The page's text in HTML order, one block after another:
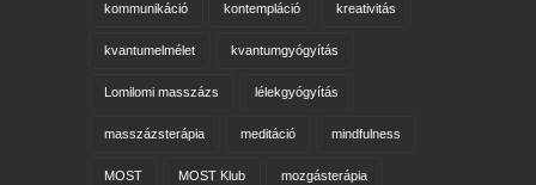
kommunikáció kontempláció kreativitás
kvantumelmélet kvantumgyógyítás
Lomilomi masszázs lélekgyógyítás
masszázsterápia meditáció mindfulness
MOST MOST Klub mozgásterápia